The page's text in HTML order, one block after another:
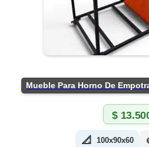
$
📐 100x90x60